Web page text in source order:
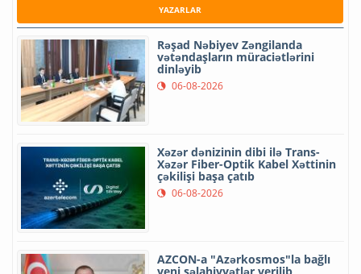
YAZARLAR
Rəşad Nəbiyev Zəngilanda
vətəndaşların müraciətlərini
dinləyib
06-08-2026
Xəzər dənizinin dibi ilə Trans-
Xəzər Fiber-Optik Kabel Xəttinin
çəkilişi başa çatıb
06-08-2026
AZCON-a "Azərkosmos"la bağlı